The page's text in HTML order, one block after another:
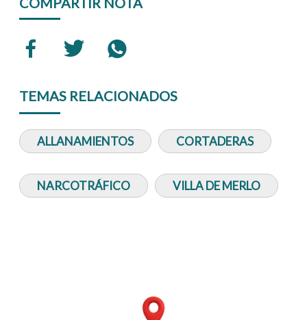
TEMAS RELACIONADOS
ALLANAMIENTOS CORTADERAS
NARCOTRÁFICO VILLA DE MERLO